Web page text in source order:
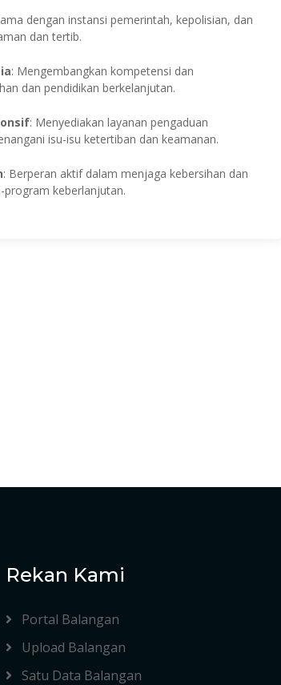
dengan instansi pemerintah, kepolisian, dan
dan tertib.
: Mengembangkan kompetensi dan
dan pendidikan berkelanjutan.
: Menyediakan layanan pengaduan
isu-isu ketertiban dan keamanan.
: Berperan aktif dalam menjaga kebersihan dan
keberlanjutan.
Rekan Kami
Portal Balangan
Upload Balangan
Satu Data Balangan